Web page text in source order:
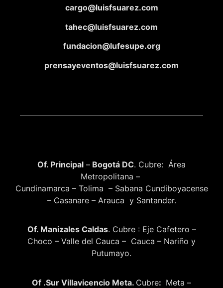
cargo@luisfsuarez.com
tahec@luisfsuarez.com
fundacion@lufesupe.org
prensayeventos@luisfsuarez.com
Of. Principal – Bogotá DC. Cubre: Área
Metropolitana –
Cundinamarca – Tolima – Sabana Cundiboyacense
– Casanare – Arauca y Santander.
Of. Manizales Caldas. Cubre : Eje Cafetero –
Choco – Valle del Cauca – Cauca – Nariño y
Putumayo.
Of .Sur Villavicencio Meta. Cubre: Meta –